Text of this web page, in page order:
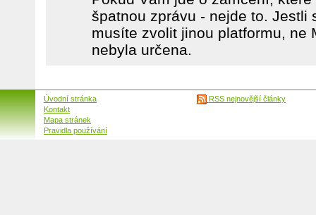
špatnou zprávu - nejde to. Jestli
musíte zvolit jinou platformu, ne
nebyla určena.
Úvodní stránka
Kontakt
Mapa stránek
Pravidla používání
RSS nejnovější články